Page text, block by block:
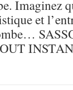
Imaginez
et